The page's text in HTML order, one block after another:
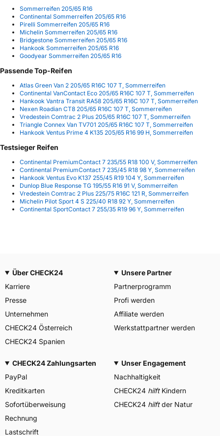
Sommerreifen 205/65 R16
Continental Sommerreifen 205/65 R16
Pirelli Sommerreifen 205/65 R16
Michelin Sommerreifen 205/65 R16
Bridgestone Sommerreifen 205/65 R16
Hankook Sommerreifen 205/65 R16
Goodyear Sommerreifen 205/65 R16
Passende Top-Reifen
Atlas Green Van 2 205/65 R16C 107 T, Sommerreifen
Continental VanContact Eco 205/65 R16C 107 T, Sommerreifen
Hankook Vantra Transit RA58 205/65 R16C 107 T, Sommerreifen
Nexen Roadian CT8 205/65 R16C 107 T, Sommerreifen
Vredestein Comtrac 2 Plus 205/65 R16C 107 T, Sommerreifen
Triangle Connex Van TV701 205/65 R16C 107 T, Sommerreifen
Hankook Ventus Prime 4 K135 205/65 R16 99 H, Sommerreifen
Testsieger Reifen
Continental PremiumContact 7 235/55 R18 100 V, Sommerreifen
Continental PremiumContact 7 235/45 R18 98 Y, Sommerreifen
Hankook Ventus Evo K137 255/45 R19 104 Y, Sommerreifen
Dunlop Blue Response TG 195/55 R16 91 V, Sommerreifen
Vredestein Comtrac 2 Plus 225/75 R16C 121 R, Sommerreifen
Michelin Pilot Sport 4 S 225/40 R18 92 Y, Sommerreifen
Continental SportContact 7 255/35 R19 96 Y, Sommerreifen
Über CHECK24
Karriere
Presse
Unternehmen
CHECK24 Österreich
CHECK24 Spanien
Unsere Partner
Partnerprogramm
Profi werden
Affiliate werden
Werkstattpartner werden
CHECK24 Zahlungsarten
PayPal
Kreditkarten
Sofortüberweisung
Rechnung
Lastschrift
Unser Engagement
Nachhaltigkeit
CHECK24 hilftKindern
CHECK24 hilftder Natur